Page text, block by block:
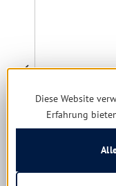
Größe: 1 ltr. | 10 ltr.
Sofort
Diese Website
Erfahrung